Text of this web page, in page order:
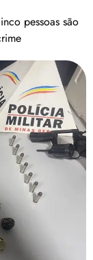
pessoas são